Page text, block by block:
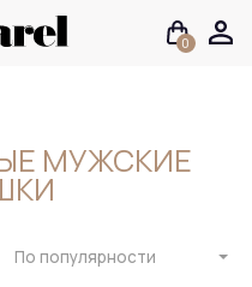
0
МУЖСКИЕ
По популярности